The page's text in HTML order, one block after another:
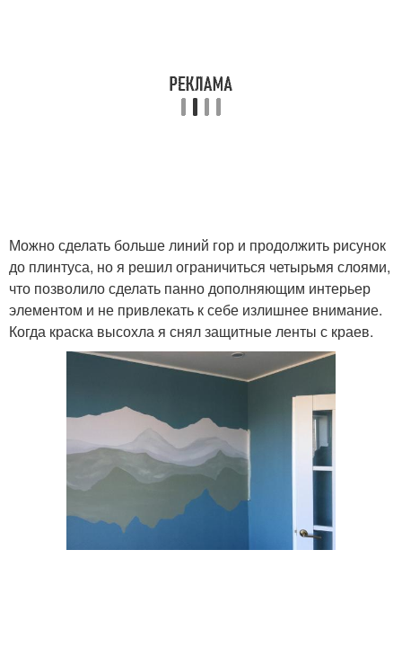
Можно сделать больше линий гор и продолжить рисунок
до плинтуса, но я решил ограничиться четырьмя слоями,
что позволило сделать панно дополняющим интерьер
элементом и не привлекать к себе излишнее внимание.
Когда краска высохла я снял защитные ленты с краев.